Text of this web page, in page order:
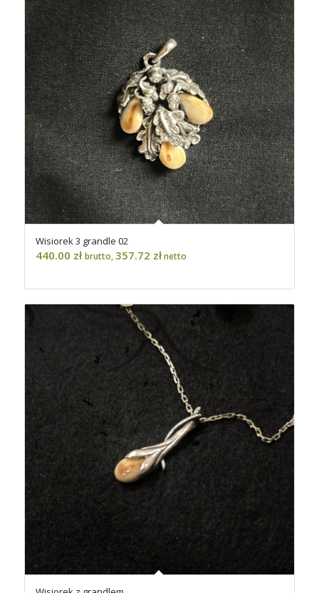
Wisiorek 3 grandle 02
440.00 zł brutto,357.72 złnetto